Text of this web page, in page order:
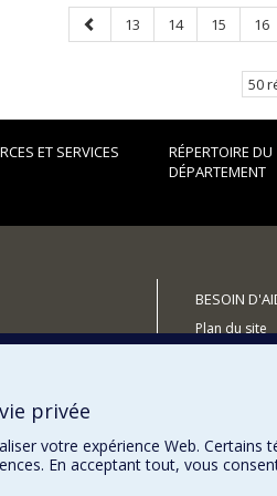
Page
précédente
Page
13 Page
14 Page
15 Page
16
50
ET SERVICES
RÉPERTOIRE DU
DÉPARTEMENT
BESOIN
Plan du site
privée
votre expérience Web.
En acceptant tout, vous